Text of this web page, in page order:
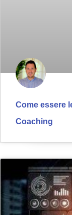
Come essere
Coaching